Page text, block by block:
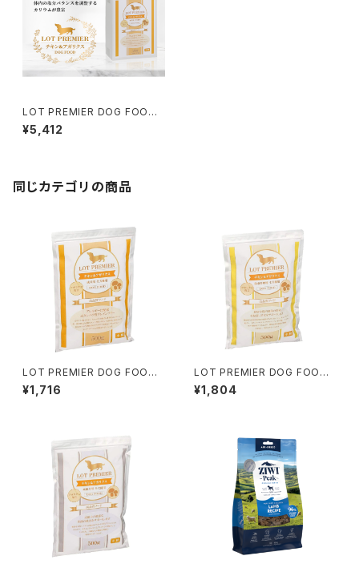
LOT PREMIER DOG FOOD
成犬用全犬種用 大容量2kg
¥5,412
同じカテゴリの商品
LOT PREMIER DOG FOOD
チキン&アガリクス 成犬用 全犬
種 500g
¥1,716
LOT PREMIER DOG FOOD
チキン&アガリクス 体重管理用
全犬種 500g
¥1,804